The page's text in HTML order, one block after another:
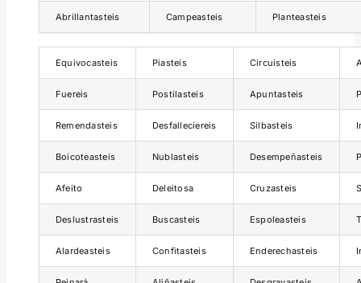
Abrillantasteis Campeasteis Planteasteis
Equivocasteis Piasteis Circuisteis
Fuereis Postilasteis Apuntasteis
Remendasteis Desfalleciereis Silbasteis
Boicoteasteis Nublasteis Desempeñasteis
Afeito Deleitosa Cruzasteis
Deslustrasteis Buscasteis Espoleasteis
Alardeasteis Confitasteis Enderechasteis